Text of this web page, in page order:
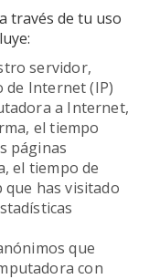
través de tu uso
servidor,
de Internet (IP)
a Internet,
el tiempo
páginas
el tiempo de
que has visitado
que
con